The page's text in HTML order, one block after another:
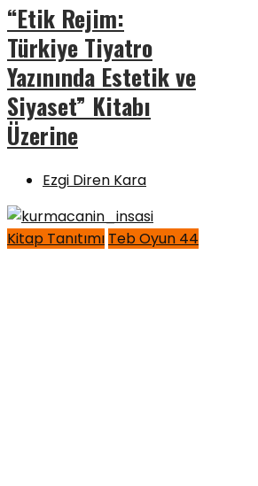
“Etik Rejim:
Türkiye Tiyatro
Yazınında Estetik ve
Siyaset” Kitabı
Üzerine
Ezgi Diren Kara
Kitap Tanıtımı Teb Oyun 44